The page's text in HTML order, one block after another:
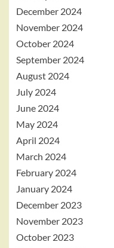
December 2024
November 2024
October 2024
September 2024
August 2024
July 2024
June 2024
May 2024
April 2024
March 2024
February 2024
January 2024
December 2023
November 2023
October 2023